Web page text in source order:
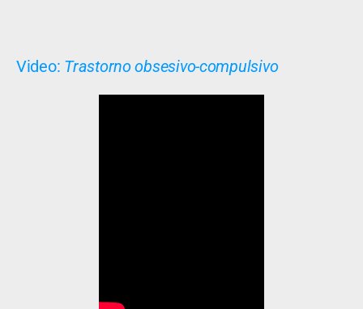
Video: Trastorno obsesivo-compulsivo